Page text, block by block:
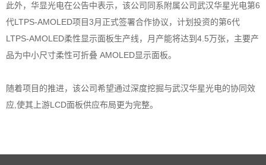
此外，华显光电在公告中表示，该公司同系附属公司武汉华星光电第6
代LTPS-AMOLED项目3月正式签署合作协议，计划投资的第6代
LTPS-AMOLED柔性显示面板生产线，月产能将达到4.5万张，主要产
品为中小尺寸柔性可折叠 AMOLED显示面板。
随着项目的推进，该公司希望通过深度挖掘与武汉华星光电的协同效
应,使其上游LCD面板供应布局更为完整。